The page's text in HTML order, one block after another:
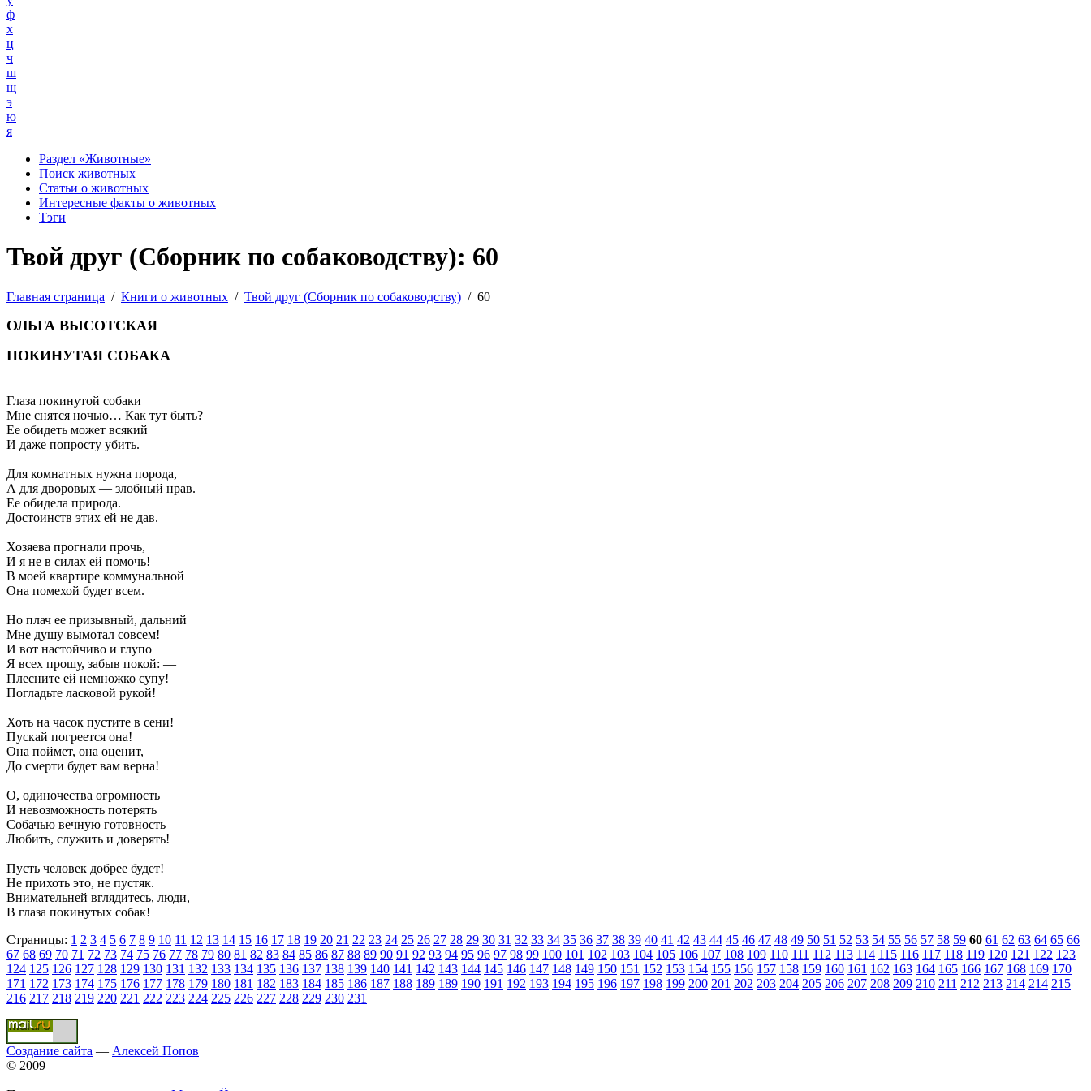
ф
х
ц
ч
ш
щ
э
ю
я
Раздел «Животные»
Поиск животных
Статьи о животных
Интересные факты о животных
Тэги
Твой друг (Сборник по собаководству): 60
Главная страница / Книги о животных / Твой друг (Сборник по собаководству) / 60
ОЛЬГА ВЫСОТСКАЯ
ПОКИНУТАЯ СОБАКА
Глаза покинутой собаки
Мне снятся ночью… Как тут быть?
Ее обидеть может всякий
И даже попросту убить.
Для комнатных нужна порода,
А для дворовых — злобный нрав.
Ее обидела природа.
Достоинств этих ей не дав.
Хозяева прогнали прочь,
И я не в силах ей помочь!
В моей квартире коммунальной
Она помехой будет всем.
Но плач ее призывный, дальний
Мне душу вымотал совсем!
И вот настойчиво и глупо
Я всех прошу, забыв покой: —
Плесните ей немножко супу!
Погладьте ласковой рукой!
Хоть на часок пустите в сени!
Пускай погреется она!
Она поймет, она оценит,
До смерти будет вам верна!
О, одиночества огромность
И невозможность потерять
Собачью вечную готовность
Любить, служить и доверять!
Пусть человек добрее будет!
Не прихоть это, не пустяк.
Внимательней вглядитесь, люди,
В глаза покинутых собак!
Страницы: 1 2 3 4 5 6 7 8 9 10 11 12 13 14 15 16 17 18 19 20 21 22 23 24 25 26 27 28 29 30 31 32 33 34 35 36 37 38 39 40 41 42 43 44 45 46 47 48 49 50 51 52 53 54 55 56 57 58 59 60 61 62 63 64 65 66
67 68 69 70 71 72 73 74 75 76 77 78 79 80 81 82 83 84 85 86 87 88 89 90 91 92 93 94 95 96 97 98 99 100 101 102 103 104 105 106 107 108 109 110 111 112 113 114 115 116 117 118 119 120 121 122 123
124 125 126 127 128 129 130 131 132 133 134 135 136 137 138 139 140 141 142 143 144 145 146 147 148 149 150 151 152 153 154 155 156 157 158 159 160 161 162 163 164 165 166 167 168 169 170
171 172 173 174 175 176 177 178 179 180 181 182 183 184 185 186 187 188 189 189 190 191 192 193 194 195 196 197 198 199 200 201 202 203 204 205 206 207 208 209 210 211 212 213 214 214 215
216 217 218 219 220 221 222 223 224 225 226 227 228 229 230 231
Создание сайта — Алексей Попов
© 2009